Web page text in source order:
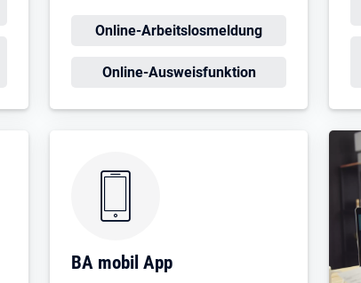
Öffnet in neuem Tab
Online-Arbeitslosmeldung
Öffnet in neuem Tab
Online-Ausweisfunktion
Öffnet in neuem Tab
BA mobil App